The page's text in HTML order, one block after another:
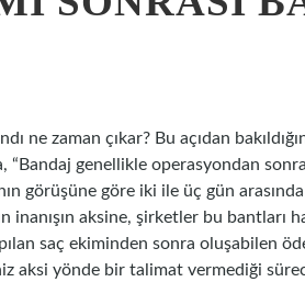
ne zaman çıkar? Bu açıdan
“Bandaj genellikle operasyondan
görüşüne göre iki ile üç gün
inanışın aksine, şirketler bu bantları
saç ekiminden sonra oluşabilen
aksi yönde bir talimat vermediği